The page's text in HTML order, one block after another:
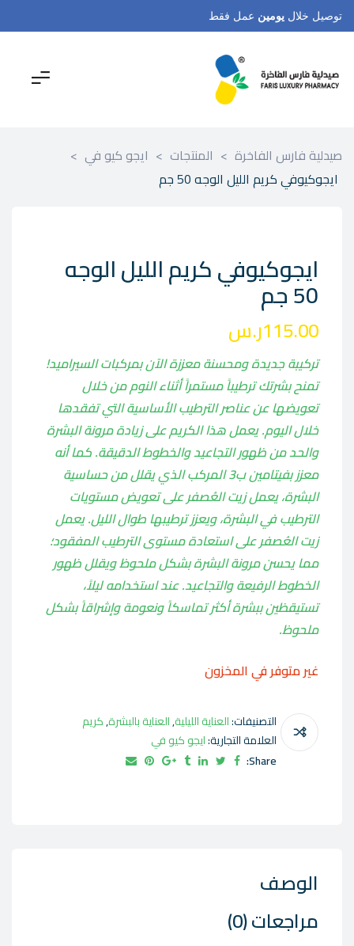
توصيل خلال يومين عمل فقط
صيدلية فارس الفاخرة > المنتجات > ايجو كيو في >
ايجوكيوفي كريم الليل الوجه 50 جم
ايجوكيوفي كريم الليل الوجه
50 جم
115.00ر.س
تركيبة جديدة ومحسنة معززة الآن بمركبات السيراميد!
تمنح بشرتك ترطيباً مستمراً أثناء النوم من خلال
تعويضها عن عناصر الترطيب الأساسية التي تفقدها
خلال اليوم. يعمل هذا الكريم على زيادة مرونة البشرة
والحد من ظهور التجاعيد والخطوط الدقيقة. كما أنه
معزز بفيتامين ب3 المركب الذي يقلل من حساسية
البشرة، يعمل زيت العُصفر على تعويض مستويات
الترطيب في البشرة، ويعزز ترطيبها طوال الليل. يعمل
زيت العُصفر على استعادة مستوى الترطيب المفقود؛
مما يحسن مرونة البشرة بشكل ملحوظ ويقلل ظهور
الخطوط الرفيعة والتجاعيد. عند استخدامه ليلاً،
تستيقظين ببشرة أكثر تماسكاً ونعومة وإشراقاً بشكل
ملحوظ.
غير متوفر في المخزون
التصنيفات:العناية الليلية,العناية بالبشرة,كريم
العلامة التجارية:ايجو كيو في
Share:
الوصف
مراجعات (0)